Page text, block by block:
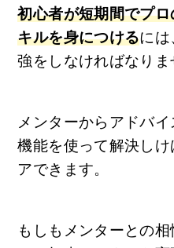
初心者が短期間でプ
キルを身につけるには
強をしなければなりま
メンターからアドバ
機能を使って解決し
アできます。
もしもメンターとの